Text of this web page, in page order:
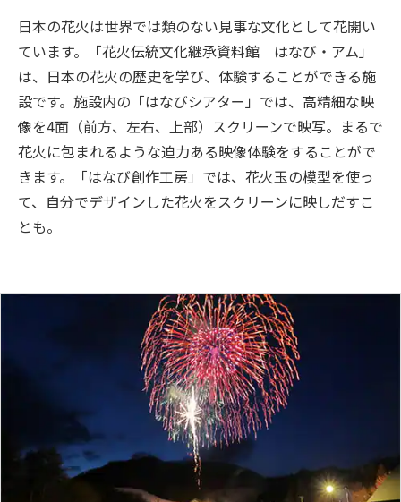
日本の花火は世界では類のない見事な文化として花開い
ています。「花火伝統文化継承資料館 はなび・アム」
は、日本の花火の歴史を学び、体験することができる施
設です。施設内の「はなびシアター」では、高精細な映
像を4面（前方、左右、上部）スクリーンで映写。まるで
花火に包まれるような迫力ある映像体験をすることがで
きます。「はなび創作工房」では、花火玉の模型を使っ
て、自分でデザインした花火をスクリーンに映しだすこ
とも。